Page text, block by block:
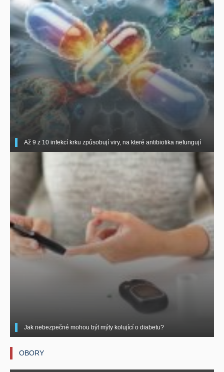
Až 9 z 10 infekcí krku způsobují viry, na které antibiotika nefungují
Jak nebezpečné mohou být mýty kolující o diabetu?
OBORY